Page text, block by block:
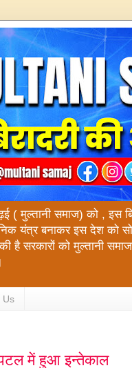
( मुल्तानी समाज) को , इस
बनाकर इस देश को सोने
है सरकारों को मुल्तानी
Us
में हुआ इन्तेकाल